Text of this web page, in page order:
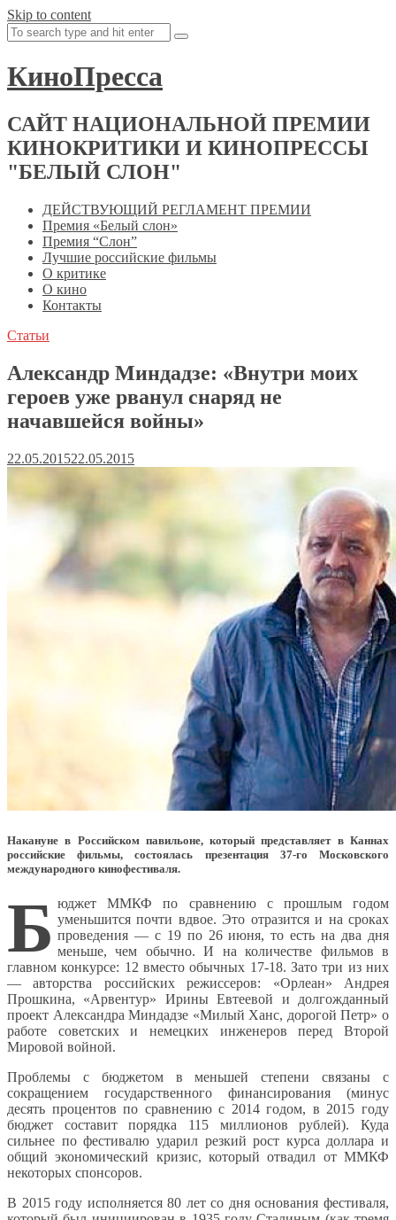
Skip to content
КиноПресса
САЙТ НАЦИОНАЛЬНОЙ ПРЕМИИ
КИНОКРИТИКИ И КИНОПРЕССЫ
"БЕЛЫЙ СЛОН"
ДЕЙСТВУЮЩИЙ РЕГЛАМЕНТ ПРЕМИИ
Премия «Белый слон»
Премия “Слон”
Лучшие российские фильмы
О критике
О кино
Контакты
Статьи
Александр Миндадзе: «Внутри моих
героев уже рванул снаряд не
начавшейся войны»
22.05.201522.05.2015
Накануне в Российском павильоне, который представляет в Каннах
российские фильмы, состоялась презентация 37-го Московского
международного кинофестиваля.
Б юджет ММКФ по сравнению с прошлым годом
уменьшится почти вдвое. Это отразится и на сроках
проведения — с 19 по 26 июня, то есть на два дня
меньше, чем обычно. И на количестве фильмов в
главном конкурсе: 12 вместо обычных 17-18. Зато три из них
— авторства российских режиссеров: «Орлеан» Андрея
Прошкина, «Арвентур» Ирины Евтеевой и долгожданный
проект Александра Миндадзе «Милый Ханс, дорогой Петр» о
работе советских и немецких инженеров перед Второй
Мировой войной.
Проблемы с бюджетом в меньшей степени связаны с
сокращением государственного финансирования (минус
десять процентов по сравнению с 2014 годом, в 2015 году
бюджет составит порядка 115 миллионов рублей). Куда
сильнее по фестивалю ударил резкий рост курса доллара и
общий экономический кризис, который отвадил от ММКФ
некоторых спонсоров.
В 2015 году исполняется 80 лет со дня основания фестиваля,